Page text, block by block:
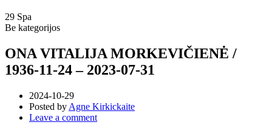
29 Spa
Be kategorijos
ONA VITALIJA MORKEVIČIENĖ /
1936-11-24 – 2023-07-31
2024-10-29
Posted by Agne Kirkickaite
Leave a comment